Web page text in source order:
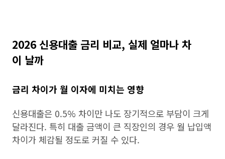
2026 신용대출 금리 비교, 실제 얼마나 차
이 날까
금리 차이가 월 이자에 미치는 영향
신용대출은 0.5% 차이만 나도 장기적으로 부담이 크게
달라진다. 특히 대출 금액이 큰 직장인의 경우 월 납입액
차이가 체감될 정도로 커질 수 있다.